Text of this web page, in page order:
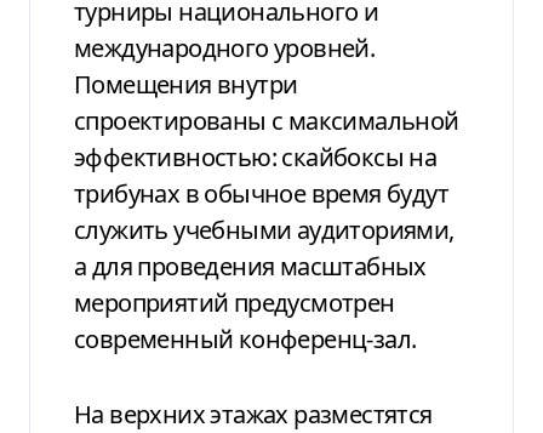
турниры национального и
международного уровней.
Помещения внутри
спроектированы с максимальной
эффективностью: скайбоксы на
трибунах в обычное время будут
служить учебными аудиториями,
а для проведения масштабных
мероприятий предусмотрен
современный конференц-зал.
На верхних этажах разместятся